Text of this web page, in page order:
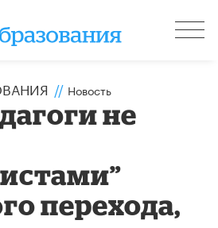
// Новость
не
перехода,